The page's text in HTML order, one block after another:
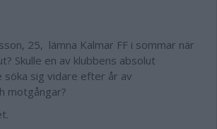
25, lämna Kalmar FF i sommar när
Skulle en av klubbens absolut
sig vidare efter år av
motgångar?